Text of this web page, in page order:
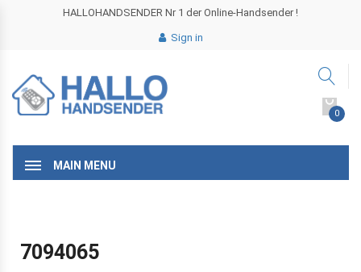
HALLOHANDSENDER Nr 1 der Online-Handsender !
Sign in
0
MAIN MENU
7094065